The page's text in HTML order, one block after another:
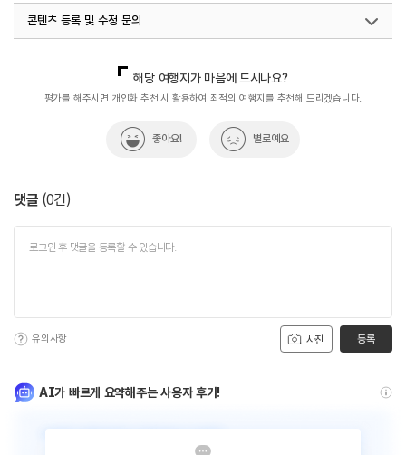
콘텐츠 등록 및 수정 문의
해당 여행지가 마음에 드시나요?
평가를 해주시면 개인화 추천 시 활용하여 최적의 여행지를 추천해 드리겠습니다.
좋아요! 별로예요
댓글 (0건)
사진
유의사항 등록
AI가 빠르게 요약해주는 사용자 후기!